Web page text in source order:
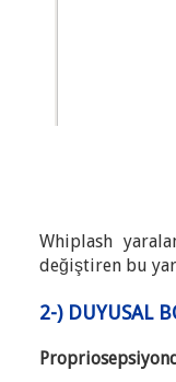
Whiplash
değiştiren bu
2-) DUYUSAL